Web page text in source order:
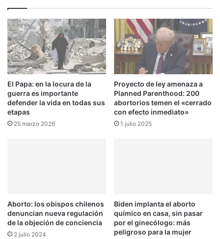
El Papa: en la locura de la
guerra es importante
defender la vida en todas sus
etapas
25 marzo 2026
Proyecto de ley amenaza a
Planned Parenthood: 200
abortorios temen el «cerrado
con efecto inmediato»
1 julio 2025
Aborto: los obispos chilenos
denuncian nueva regulación
de la objeción de conciencia
2 julio 2024
Biden implanta el aborto
químico en casa, sin pasar
por el ginecólogo: más
peligroso para la mujer